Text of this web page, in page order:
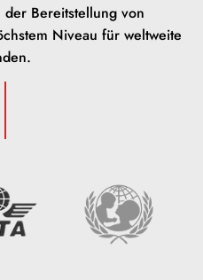
Bereitstellung von
Niveau für weltweite